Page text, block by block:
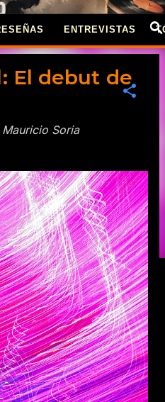
principal
ENTREVISTAS
El debut de
Soria